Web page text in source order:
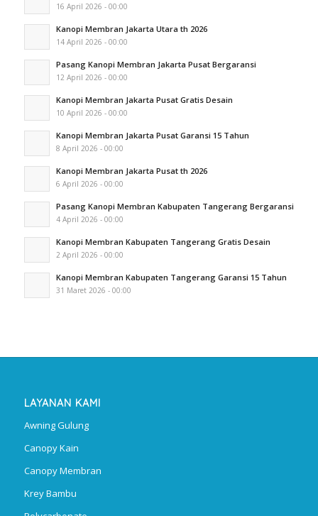
16 April 2026 - 00:00
Kanopi Membran Jakarta Utara th 2026
14 April 2026 - 00:00
Pasang Kanopi Membran Jakarta Pusat Bergaransi
12 April 2026 - 00:00
Kanopi Membran Jakarta Pusat Gratis Desain
10 April 2026 - 00:00
Kanopi Membran Jakarta Pusat Garansi 15 Tahun
8 April 2026 - 00:00
Kanopi Membran Jakarta Pusat th 2026
6 April 2026 - 00:00
Pasang Kanopi Membran Kabupaten Tangerang Bergaransi
4 April 2026 - 00:00
Kanopi Membran Kabupaten Tangerang Gratis Desain
2 April 2026 - 00:00
Kanopi Membran Kabupaten Tangerang Garansi 15 Tahun
31 Maret 2026 - 00:00
LAYANAN KAMI
Awning Gulung
Canopy Kain
Canopy Membran
Krey Bambu